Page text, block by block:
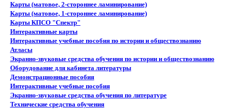
Карты (матовое, 2-стороннее ламинирование)
Карты (матовое, 1-стороннее ламинирование)
Карты КПСО "Спектр"
Интерактивные карты
Интерактивные учебные пособия по истории и обществознанию
Атласы
Экранно-звуковые средства обучения по истории и обществознанию
Оборудование для кабинета литературы
Демонстрационные пособия
Интерактивные учебные пособия
Экранно-звуковые средства обучения по литературе
Технические средства обучения